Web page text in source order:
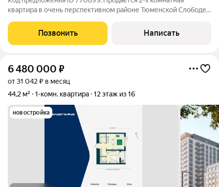
квартира в очень перспективном районе Тюменской Слободе.
остается в квартире, раздельный санузел. Балкон застеклен,
отопление
Позвонить Написать
6 480 000 ₽
от 31 042 ₽ в месяц
44,2 м²
1-комн. квартира 12 этаж из 16
новостройка